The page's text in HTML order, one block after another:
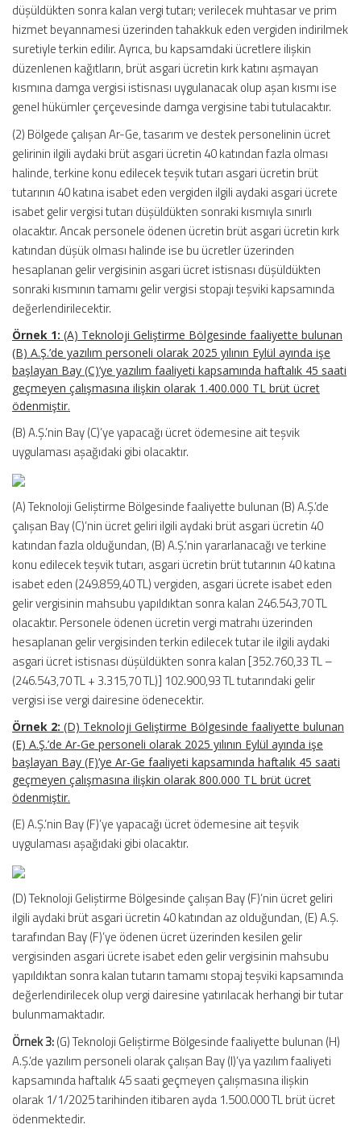
düşüldükten sonra kalan vergi tutarı; verilecek muhtasar ve prim
hizmet beyannamesi üzerinden tahakkuk eden vergiden indirilmek
suretiyle terkin edilir. Ayrıca, bu kapsamdaki ücretlere ilişkin
düzenlenen kağıtların, brüt asgari ücretin kırk katını aşmayan
kısmına damga vergisi istisnası uygulanacak olup aşan kısmı ise
genel hükümler çerçevesinde damga vergisine tabi tutulacaktır.
(2) Bölgede çalışan Ar-Ge, tasarım ve destek personelinin ücret
gelirinin ilgili aydaki brüt asgari ücretin 40 katından fazla olması
halinde, terkine konu edilecek teşvik tutarı asgari ücretin brüt
tutarının 40 katına isabet eden vergiden ilgili aydaki asgari ücrete
isabet gelir vergisi tutarı düşüldükten sonraki kısmıyla sınırlı
olacaktır. Ancak personele ödenen ücretin brüt asgari ücretin kırk
katından düşük olması halinde ise bu ücretler üzerinden
hesaplanan gelir vergisinin asgari ücret istisnası düşüldükten
sonraki kısmının tamamı gelir vergisi stopajı teşviki kapsamında
değerlendirilecektir.
Örnek 1: (A) Teknoloji Geliştirme Bölgesinde faaliyette bulunan
(B) A.Ş.’de yazılım personeli olarak 2025 yılının Eylül ayında işe
başlayan Bay (C)’ye yazılım faaliyeti kapsamında haftalık 45 saati
geçmeyen çalışmasına ilişkin olarak 1.400.000 TL brüt ücret
ödenmiştir.
(B) A.Ş.’nin Bay (C)’ye yapacağı ücret ödemesine ait teşvik
uygulaması aşağıdaki gibi olacaktır.
(A) Teknoloji Geliştirme Bölgesinde faaliyette bulunan (B) A.Ş.’de
çalışan Bay (C)’nin ücret geliri ilgili aydaki brüt asgari ücretin 40
katından fazla olduğundan, (B) A.Ş.’nin yararlanacağı ve terkine
konu edilecek teşvik tutarı, asgari ücretin brüt tutarının 40 katına
isabet eden (249.859,40 TL) vergiden, asgari ücrete isabet eden
gelir vergisinin mahsubu yapıldıktan sonra kalan 246.543,70 TL
olacaktır. Personele ödenen ücretin vergi matrahı üzerinden
hesaplanan gelir vergisinden terkin edilecek tutar ile ilgili aydaki
asgari ücret istisnası düşüldükten sonra kalan [352.760,33 TL –
(246.543,70 TL + 3.315,70 TL)] 102.900,93 TL tutarındaki gelir
vergisi ise vergi dairesine ödenecektir.
Örnek 2: (D) Teknoloji Geliştirme Bölgesinde faaliyette bulunan
(E) A.Ş.’de Ar-Ge personeli olarak 2025 yılının Eylül ayında işe
başlayan Bay (F)’ye Ar-Ge faaliyeti kapsamında haftalık 45 saati
geçmeyen çalışmasına ilişkin olarak 800.000 TL brüt ücret
ödenmiştir.
(E) A.Ş.’nin Bay (F)’ye yapacağı ücret ödemesine ait teşvik
uygulaması aşağıdaki gibi olacaktır.
(D) Teknoloji Geliştirme Bölgesinde çalışan Bay (F)’nin ücret geliri
ilgili aydaki brüt asgari ücretin 40 katından az olduğundan, (E) A.Ş.
tarafından Bay (F)’ye ödenen ücret üzerinden kesilen gelir
vergisinden asgari ücrete isabet eden gelir vergisinin mahsubu
yapıldıktan sonra kalan tutarın tamamı stopaj teşviki kapsamında
değerlendirilecek olup vergi dairesine yatırılacak herhangi bir tutar
bulunmamaktadır.
Örnek 3:(G) Teknoloji Geliştirme Bölgesinde faaliyette bulunan (H)
A.Ş.’de yazılım personeli olarak çalışan Bay (I)’ya yazılım faaliyeti
kapsamında haftalık 45 saati geçmeyen çalışmasına ilişkin
olarak 1/1/2025 tarihinden itibaren ayda 1.500.000 TL brüt ücret
ödenmektedir.